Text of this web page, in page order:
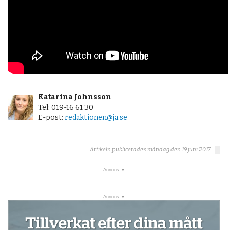
Katarina Johnsson
Tel: 019-16 61 30
E-post: redaktionen@ja.se
Artikeln publicerades måndag den 19 juni 2017